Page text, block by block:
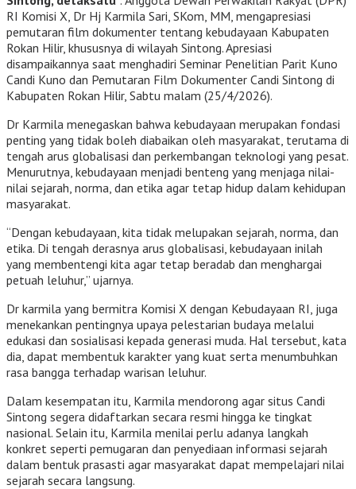
RI Komisi X, Dr Hj Karmila Sari, SKom, MM, mengapresiasi
pemutaran film dokumenter tentang kebudayaan Kabupaten
Rokan Hilir, khususnya di wilayah Sintong. Apresiasi
disampaikannya saat menghadiri Seminar Penelitian Parit Kuno
Candi Kuno dan Pemutaran Film Dokumenter Candi Sintong di
Kabupaten Rokan Hilir, Sabtu malam (25/4/2026).
Dr Karmila menegaskan bahwa kebudayaan merupakan fondasi
penting yang tidak boleh diabaikan oleh masyarakat, terutama di
tengah arus globalisasi dan perkembangan teknologi yang pesat.
Menurutnya, kebudayaan menjadi benteng yang menjaga nilai-
nilai sejarah, norma, dan etika agar tetap hidup dalam kehidupan
masyarakat.
“Dengan kebudayaan, kita tidak melupakan sejarah, norma, dan
etika. Di tengah derasnya arus globalisasi, kebudayaan inilah
yang membentengi kita agar tetap beradab dan menghargai
petuah leluhur,” ujarnya.
Dr karmila yang bermitra Komisi X dengan Kebudayaan RI, juga
menekankan pentingnya upaya pelestarian budaya melalui
edukasi dan sosialisasi kepada generasi muda. Hal tersebut, kata
dia, dapat membentuk karakter yang kuat serta menumbuhkan
rasa bangga terhadap warisan leluhur.
Dalam kesempatan itu, Karmila mendorong agar situs Candi
Sintong segera didaftarkan secara resmi hingga ke tingkat
nasional. Selain itu, Karmila menilai perlu adanya langkah
konkret seperti pemugaran dan penyediaan informasi sejarah
dalam bentuk prasasti agar masyarakat dapat mempelajari nilai
sejarah secara langsung.